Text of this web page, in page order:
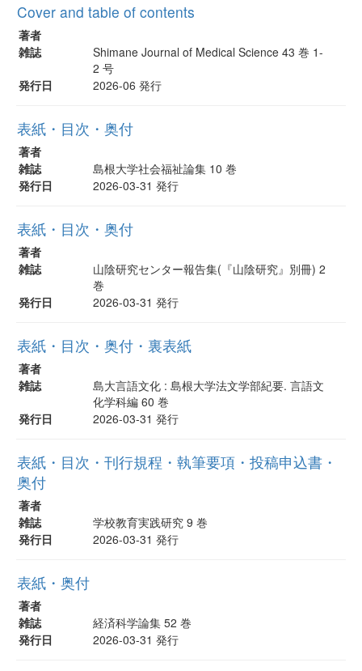
Cover and table of contents
著者
雑誌
Shimane Journal of Medical Science 43 巻 1-
2 号
発行日
2026-06 発行
表紙・目次・奥付
著者
雑誌
島根大学社会福祉論集 10 巻
発行日
2026-03-31 発行
表紙・目次・奥付
著者
雑誌
山陰研究センター報告集(『山陰研究』別冊) 2
巻
発行日
2026-03-31 発行
表紙・目次・奥付・裏表紙
著者
雑誌
島大言語文化 : 島根大学法文学部紀要. 言語文
化学科編 60 巻
発行日
2026-03-31 発行
表紙・目次・刊行規程・執筆要項・投稿申込書・
奥付
著者
雑誌
学校教育実践研究 9 巻
発行日
2026-03-31 発行
表紙・奥付
著者
雑誌
経済科学論集 52 巻
発行日
2026-03-31 発行